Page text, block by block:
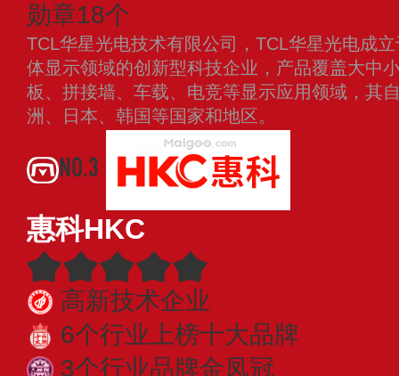
勋章18个
TCL华星光电技术有限公司，TCL华星光电成
体显示领域的创新型科技企业，产品覆盖大中
板、拼接墙、车载、电竞等显示应用领域，其
洲、日本、韩国等国家和地区。
NO.3
惠科HKC
高新技术企业
6个行业上榜十大品牌
3个行业品牌金凤冠